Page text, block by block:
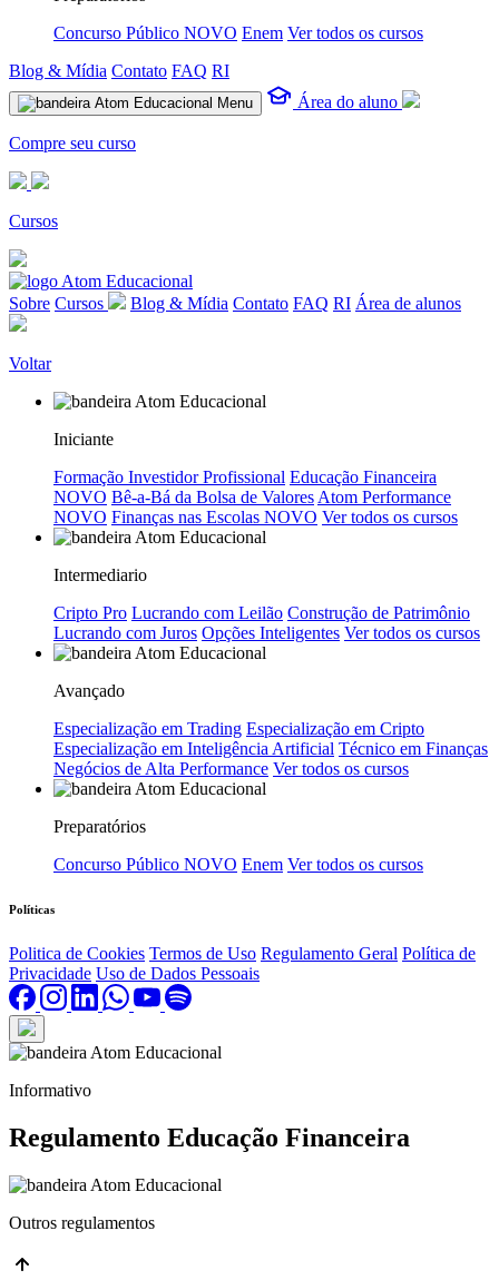
Concurso Público NOVO Enem Ver todos os cursos
Blog & Mídia Contato FAQ RI
Menu Área do aluno
Compre seu curso
Cursos
Sobre Cursos Blog & Mídia Contato FAQ RI Área de alunos
Voltar
Iniciante
Formação Investidor Profissional Educação Financeira
NOVO Bê-a-Bá da Bolsa de Valores Atom Performance
NOVO Finanças nas Escolas NOVO Ver todos os cursos
Intermediario
Cripto Pro Lucrando com Leilão Construção de Patrimônio
Lucrando com Juros Opções Inteligentes Ver todos os cursos
Avançado
Especialização em Trading Especialização em Cripto
Especialização em Inteligência Artificial Técnico em Finanças
Negócios de Alta Performance Ver todos os cursos
Preparatórios
Concurso Público NOVO Enem Ver todos os cursos
Políticas
Politica de Cookies Termos de Uso Regulamento Geral Política de
Privacidade Uso de Dados Pessoais
Informativo
Regulamento Educação Financeira
Outros regulamentos